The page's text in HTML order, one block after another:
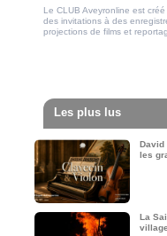
Le CLUB Aveyronline est
des invitations à des
projections de films et
Les plus lus
David
les
La